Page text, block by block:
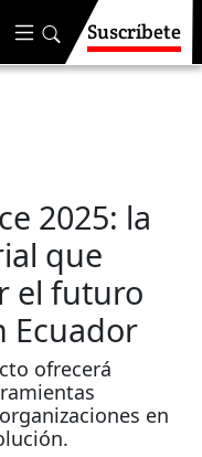
Suscríbete
2025: la
que
el futuro
Ecuador
ofrecerá
en